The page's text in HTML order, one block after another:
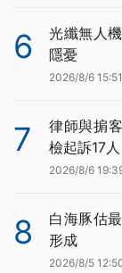
6
光纖無人
隱憂
2026/8/6 15:51
7
律師與掮
檢起訴17人
2026/8/6
8
白海豚估
形成
2026/8/5